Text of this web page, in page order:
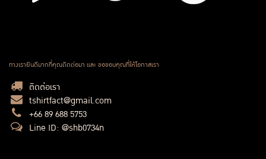
ทางเรายินดีมากที่คุณติดต่อมา และ ขอขอบคุณที่ให้โอกาสเรา
ติดต่อเรา
tshirtfact@gmail.com
+66 89 688 5753
Line ID: @shb0734n